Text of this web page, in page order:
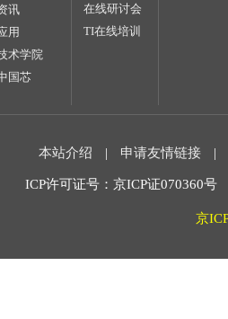
讯
用
术学院
国芯
在线研讨会
TI在线培训
本站介绍 | 申请友情链接 |
ICP许可证号：京ICP证070360
京